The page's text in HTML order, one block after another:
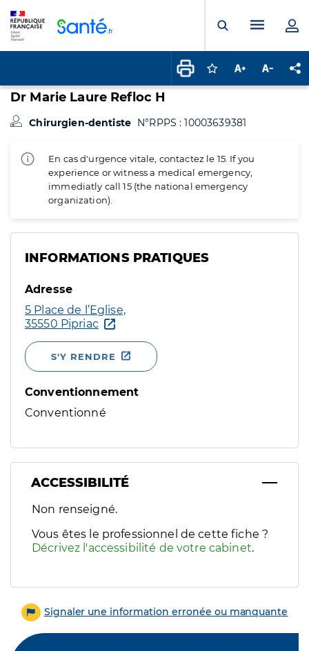
Ouvrir laMenu
Connectez-vous
Augmenter la
Dr Marie Laure Refloc H
Chirurgien-dentiste N°RPPS : 10003639381
En cas d'urgence vitale, contactez le 15. If you
experience or witness a medical emergency,
immediatly call 15 (the national emergency
organization).
INFORMATIONS PRATIQUES
Adresse
5 Place de l’Eglise,
35550 Pipriac
S'Y RENDRE
Conventionnement
Conventionné
ACCESSIBILITÉ
Filtres
Sélectionnez un ou plusieurs handicaps/besoins
Non renseigné.
Vous êtes le professionnel de cette fiche ?
Décrivez l'accessibilité de votre cabinet.
Signaler une information erronée ou manquante